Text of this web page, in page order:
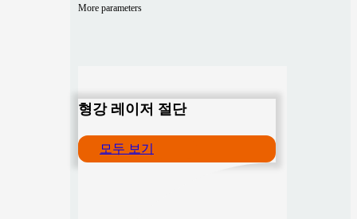
More parameters
형강 레이저 절단
모두 보기